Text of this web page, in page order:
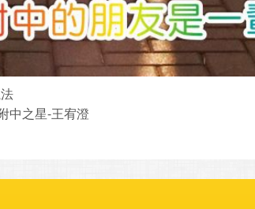
中之星-王宥澄